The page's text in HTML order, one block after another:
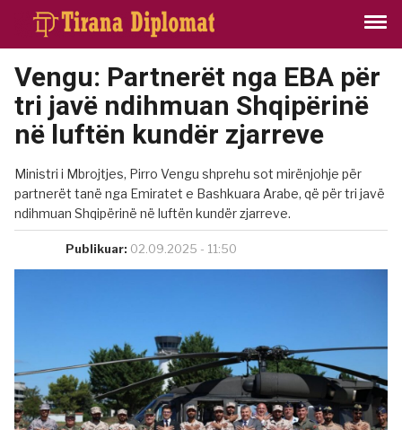
Vengu: Partnerët nga EBA për
tri javë ndihmuan Shqipërinë
në luftën kundër zjarreve
Ministri i Mbrojtjes, Pirro Vengu shprehu sot mirënjohje për
partnerët tanë nga Emiratet e Bashkuara Arabe, që për tri javë
ndihmuan Shqipërinë në luftën kundër zjarreve.
Publikuar: 02.09.2025 - 11:50